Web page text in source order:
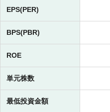
EPS(PER)
BPS(PBR)
ROE
単元株数
最低投資金額